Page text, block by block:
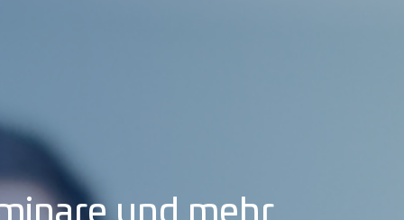
und mehr